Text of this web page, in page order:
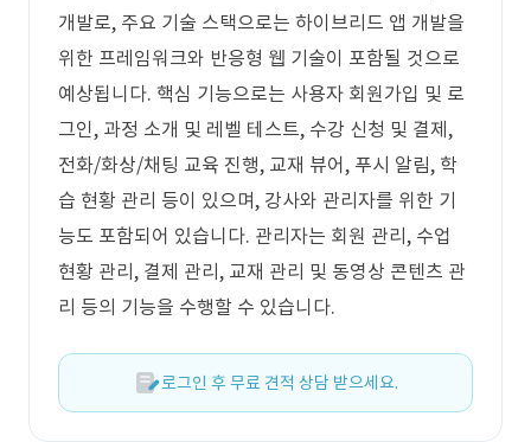
개발로, 주요 기술 스택으로는 하이브리드 앱 개발을
위한 프레임워크와 반응형 웹 기술이 포함될 것으로
예상됩니다. 핵심 기능으로는 사용자 회원가입 및 로
그인, 과정 소개 및 레벨 테스트, 수강 신청 및 결제,
전화/화상/채팅 교육 진행, 교재 뷰어, 푸시 알림, 학
습 현황 관리 등이 있으며, 강사와 관리자를 위한 기
능도 포함되어 있습니다. 관리자는 회원 관리, 수업
현황 관리, 결제 관리, 교재 관리 및 동영상 콘텐츠 관
리 등의 기능을 수행할 수 있습니다.
로그인 후 무료 견적 상담 받으세요.